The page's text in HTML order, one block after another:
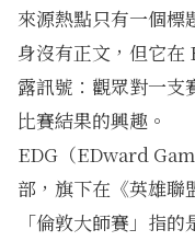
來源熱點只有一個
身沒有正文，但它
露訊號：觀眾對一支
比賽結果的興趣。
EDG（EDward
部，旗下在《英雄聯
「倫敦大師賽」指